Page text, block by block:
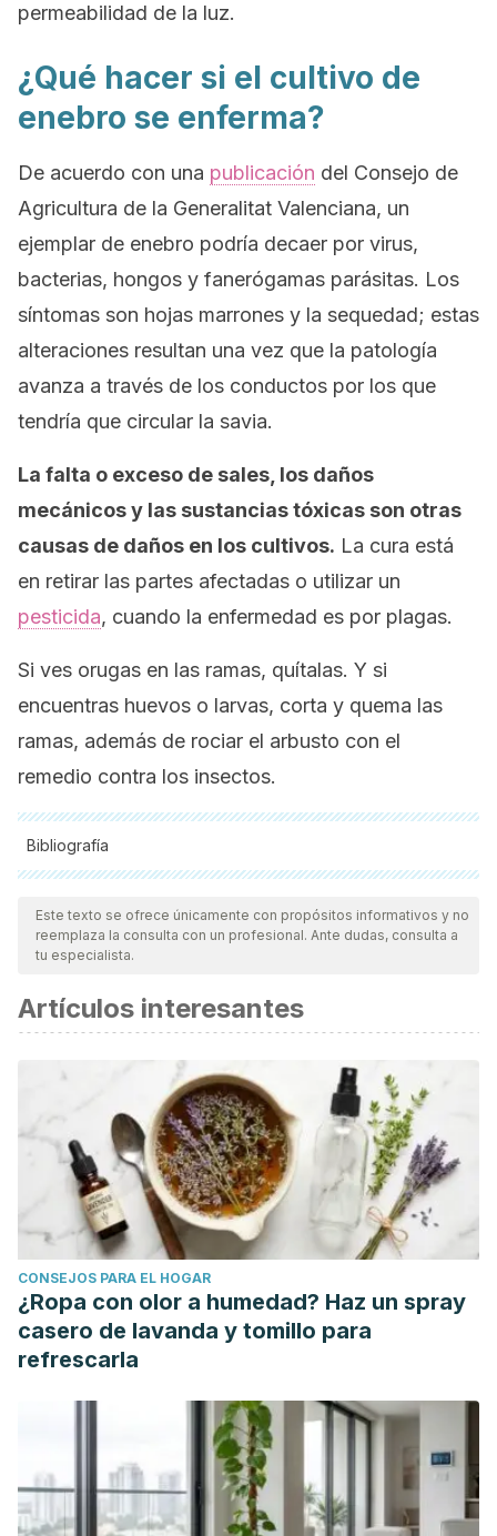
permeabilidad de la luz.
¿Qué hacer si el cultivo de
enebro se enferma?
De acuerdo con una publicación del Consejo de
Agricultura de la Generalitat Valenciana, un
ejemplar de enebro podría decaer por virus,
bacterias, hongos y fanerógamas parásitas. Los
síntomas son hojas marrones y la sequedad; estas
alteraciones resultan una vez que la patología
avanza a través de los conductos por los que
tendría que circular la savia.
La falta o exceso de sales, los daños
mecánicos y las sustancias tóxicas son otras
causas de daños en los cultivos. La cura está
en retirar las partes afectadas o utilizar un
pesticida, cuando la enfermedad es por plagas.
Si ves orugas en las ramas, quítalas. Y si
encuentras huevos o larvas, corta y quema las
ramas, además de rociar el arbusto con el
remedio contra los insectos.
Bibliografía
Todas las fuentes citadas fueron revisadas a profundidad por
nuestro equipo, para asegurar su calidad, confiabilidad,
vigencia y validez.La bibliografía de este artículo fue
científica.
Enebro común (Juniperus communis). Guía de cuidados.
https://www.picturethisai.com/es/care/
Enebro. Juniperus communis L. IQB. Medciclopedia.
https://www.minsal.cl/portal/url/item/
Gómez Paso A, Paül V. Taxonomía, corología y dinámica
del matorral de enebro rastrero en dos localidades
extremas: los macizos de Trevinca (Galicia/León) y del
Montseny (Cataluña). Congreso Iberoamericano de
Biogeografía. España; 2020.
https://www.researchgate.net/profile/Valeria-
corologia-y-dinamica-del-matorral-de-enebro-rastrero-en-
dos-localidades-extremas-los-macizos-de-Trevinca-
Galicia-Leon-y-del-Montseny-Cataluna.pdf
Principales enfermedades y fisiopatías detectadas.
Este texto se ofrece únicamente con propósitos informativos y no
reemplaza la consulta con un profesional. Ante dudas, consulta a
tu especialista.
Artículos interesantes
CONSEJOS PARA EL HOGAR
¿Ropa con olor a humedad? Haz un spray
casero de lavanda y tomillo para
refrescarla